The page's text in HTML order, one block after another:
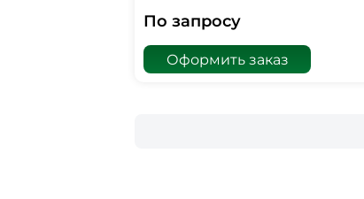
По запросу
Оформить заказ